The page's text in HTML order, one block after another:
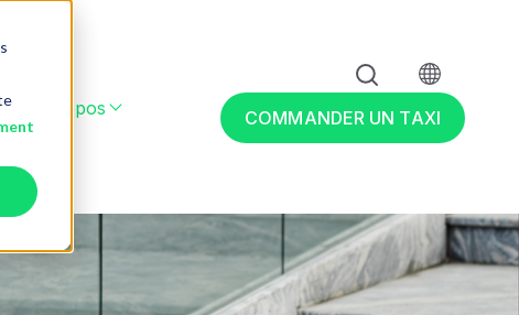
& adapté
for Entreprises
À Propos Show submenu for À propos
COMMANDER UN TAXI